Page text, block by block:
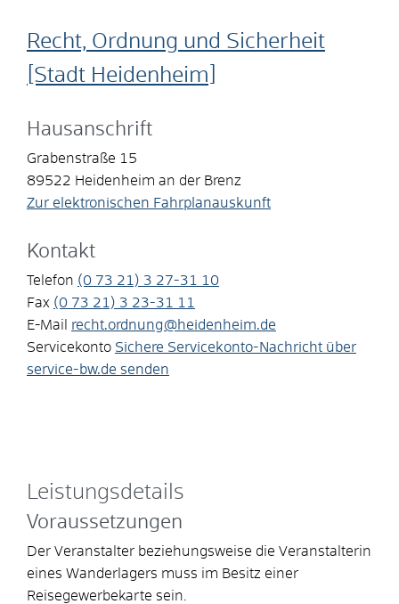
Recht, Ordnung und Sicherheit
[Stadt Heidenheim]
Hausanschrift
Grabenstraße 15
89522 Heidenheim an der Brenz
Zur elektronischen Fahrplanauskunft
Kontakt
Telefon (0 73 21) 3 27-31
10
Fax (0 73 21) 3 23-31
11
E-Mail
recht.ordnung@heidenheim.de
Servicekonto Sichere Servicekonto-Nachricht über
service-bw.de senden
Leistungsdetails
Voraussetzungen
Der Veranstalter beziehungsweise die Veranstalterin
eines Wanderlagers muss im Besitz einer
Reisegewerbekarte sein.